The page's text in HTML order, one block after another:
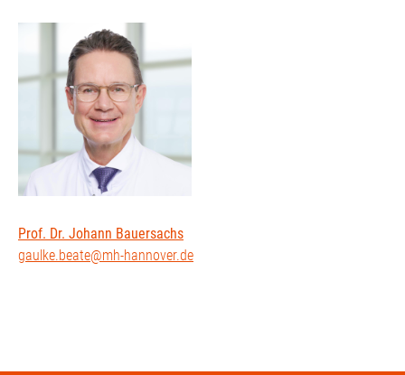
Prof. Dr. Johann Bauersachs
gaulke.beate@mh-hannover.de